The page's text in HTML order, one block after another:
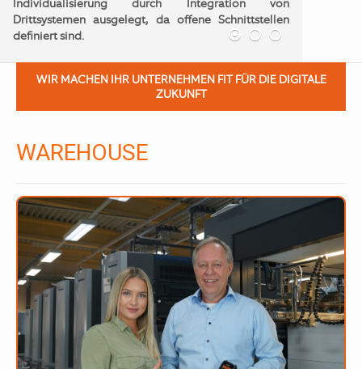
Unser Produkt ist nicht unsere Grenze! Die
Integration von Drittsystemen per offener API
Schnittstelle eröffnet ungeahnte Möglichkeiten.
WIR MACHEN IHR UNTERNEHMEN FIT FÜR DIE DIGITALE
ZUKUNFT
WAREHOUSE